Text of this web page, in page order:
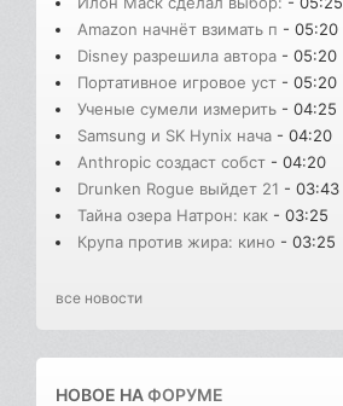
Amazon начнёт взимать п - 05:20
Disney разрешила автора - 05:20
Портативное игровое уст - 05:20
Ученые сумели измерить - 04:25
Samsung и SK Hynix нача - 04:20
Anthropic создаст собст - 04:20
Drunken Rogue выйдет 21 - 03:43
Тайна озера Натрон: как - 03:25
Крупа против жира: кино - 03:25
все новости
НОВОЕ НАФОРУМЕ